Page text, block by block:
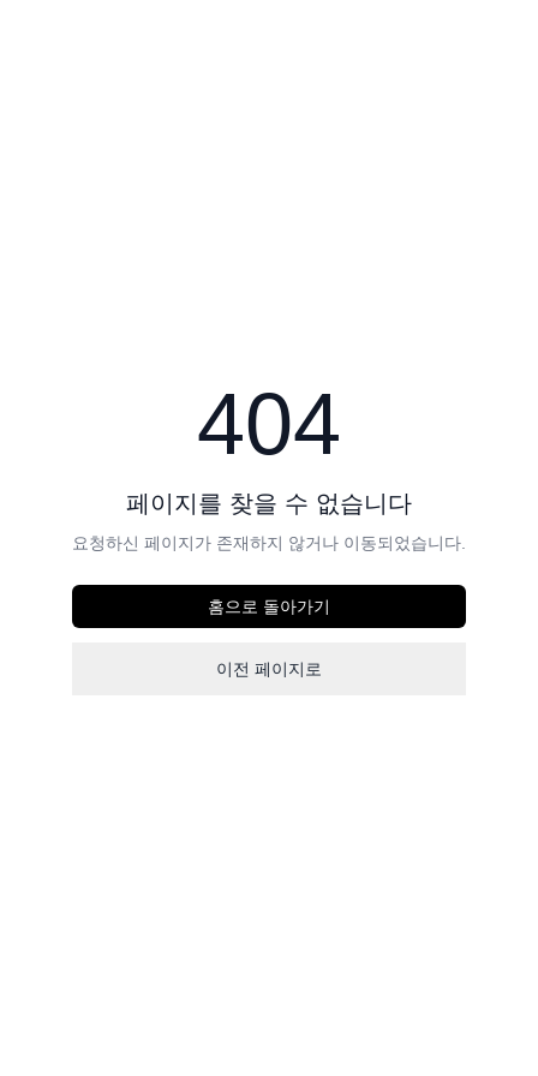
404
페이지를 찾을 수 없습니다
요청하신 페이지가 존재하지 않거나 이동되었습니다.
홈으로 돌아가기
이전 페이지로